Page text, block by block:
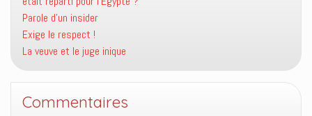
Parole d’un insider
Exige le respect !
La veuve et le juge inique
Commentaires